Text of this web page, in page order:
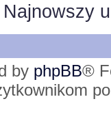
Najnowszy
by phpBB®